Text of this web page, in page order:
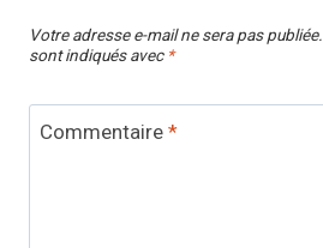
Votre adresse e-mail ne sera pas publiée.
sont indiqués avec *
Commentaire *